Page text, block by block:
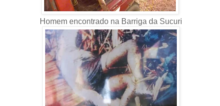
Homem encontrado na Barriga da Sucuri